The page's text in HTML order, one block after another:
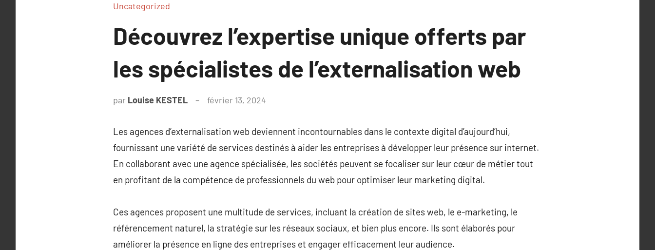
Uncategorized
Découvrez l’expertise unique offerts par
les spécialistes de l’externalisation web
par Louise KESTEL février 13, 2024
Les agences d’externalisation web deviennent incontournables dans le contexte digital d’aujourd’hui,
fournissant une variété de services destinés à aider les entreprises à développer leur présence sur internet.
En collaborant avec une agence spécialisée, les sociétés peuvent se focaliser sur leur cœur de métier tout
en profitant de la compétence de professionnels du web pour optimiser leur marketing digital.
Ces agences proposent une multitude de services, incluant la création de sites web, le e-marketing, le
référencement naturel, la stratégie sur les réseaux sociaux, et bien plus encore. Ils sont élaborés pour
améliorer la présence en ligne des entreprises et engager efficacement leur audience.